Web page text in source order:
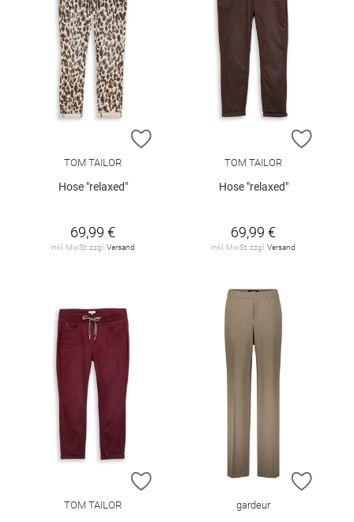
ZUR WUNSCHLISTE HINZUFÜGEN
TOM TAILOR
Hose "relaxed"
69,99 €
inkl. MwSt. zzgl.Versand
ZUR
TOM TAILOR
Hose "relaxed"
69,99 €
inkl. MwSt. zzgl.Versand
ZUR WUNSCHLISTE HINZUFÜGEN
TOM TAILOR
ZUR
gardeur